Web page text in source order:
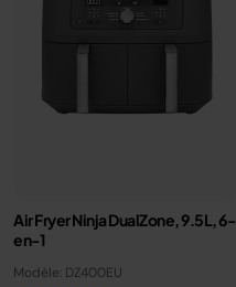
Air Fryer Ninja DualZone, 9.5L, 6-
en-1
Modèle: DZ400EU